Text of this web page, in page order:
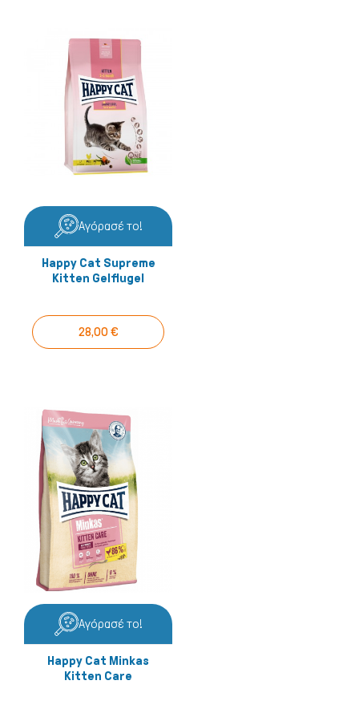
Αγόρασέ το!
Happy Cat Supreme
Kitten Gelflugel
28,00 €
Αγόρασέ το!
Happy Cat Minkas
Kitten Care